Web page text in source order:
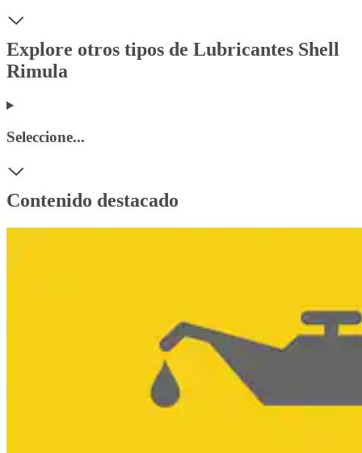
Explore otros tipos de Lubricantes Shell
Rimula
Seleccione...
Contenido destacado